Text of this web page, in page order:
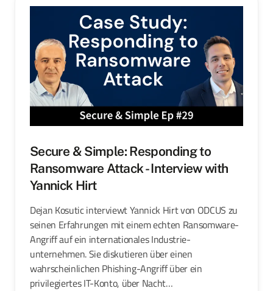
Secure & Simple: Responding to
Ransomware Attack - Interview with
Yannick Hirt
Dejan Kosutic interviewt Yannick Hirt von ODCUS zu
seinen Erfahrungen mit einem echten Ransomware-
Angriff auf ein internationales Industrie-
unternehmen. Sie diskutieren über einen
wahrscheinlichen Phishing-Angriff über ein
privilegiertes IT-Konto, über Nacht…